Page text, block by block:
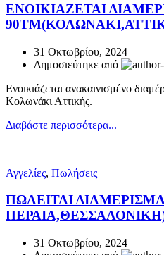
ΕΝΟΙΚΙΑΖΕΤΑΙ
31 Οκτωβρίου, 2024
Δημοσιεύτηκε από
Ενοικιάζεται ανακαινισμένο
Κολωνάκι Αττικής.
Διαβάστε περισσότερα...
Αγγελίες, Πωλήσεις
ΠΩΛΕΙΤΑΙ
31 Οκτωβρίου, 2024